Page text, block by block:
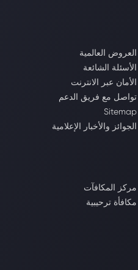
العروض العالمية
الأسئلة الشائعة
الأمان عبر الانترنت
تواصل مع فريق الدعم
Sitemap
الجوائز والأخبار الإعلامية
مركز المكافآت
مكافأة ترحيبية